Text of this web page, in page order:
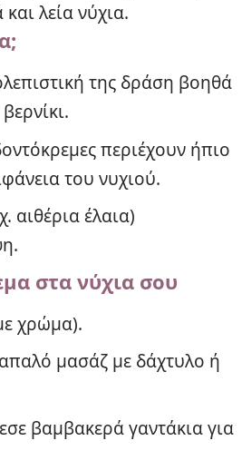
λεία νύχια.
της δράση βοηθά
περιέχουν ήπιο
του νυχιού.
αιθέρια έλαια)
στα νύχια σου
χρώμα).
μασάζ με δάχτυλο ή
βαμβακερά γαντάκια για